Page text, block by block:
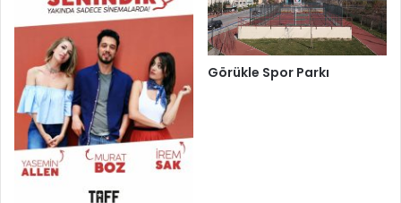
Görükle Spor Parkı